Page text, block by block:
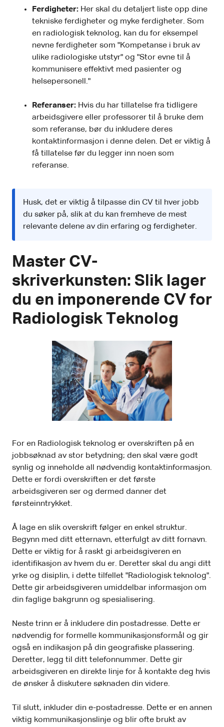
Ferdigheter: Her skal du detaljert liste opp dine
tekniske ferdigheter og myke ferdigheter. Som
en radiologisk teknolog, kan du for eksempel
nevne ferdigheter som "Kompetanse i bruk av
ulike radiologiske utstyr" og "Stor evne til å
kommunisere effektivt med pasienter og
helsepersonell."
Referanser: Hvis du har tillatelse fra tidligere
arbeidsgivere eller professorer til å bruke dem
som referanse, bør du inkludere deres
kontaktinformasjon i denne delen. Det er viktig å
få tillatelse før du legger inn noen som
referanse.
Husk, det er viktig å tilpasse din CV til hver jobb
du søker på, slik at du kan fremheve de mest
relevante delene av din erfaring og ferdigheter.
Master CV-
skriverkunsten: Slik lager
du en imponerende CV for
Radiologisk Teknolog
For en Radiologisk teknolog er overskriften på en
jobbsøknad av stor betydning; den skal være godt
synlig og inneholde all nødvendig kontaktinformasjon.
Dette er fordi overskriften er det første
arbeidsgiveren ser og dermed danner det
førsteinntrykket.
Å lage en slik overskrift følger en enkel struktur.
Begynn med ditt etternavn, etterfulgt av ditt fornavn.
Dette er viktig for å raskt gi arbeidsgiveren en
identifikasjon av hvem du er. Deretter skal du angi ditt
yrke og disiplin, i dette tilfellet "Radiologisk teknolog".
Dette gir arbeidsgiveren umiddelbar informasjon om
din faglige bakgrunn og spesialisering.
Neste trinn er å inkludere din postadresse. Dette er
nødvendig for formelle kommunikasjonsformål og gir
også en indikasjon på din geografiske plassering.
Deretter, legg til ditt telefonnummer. Dette gir
arbeidsgiveren en direkte linje for å kontakte deg hvis
de ønsker å diskutere søknaden din videre.
Til slutt, inkluder din e-postadresse. Dette er en annen
viktig kommunikasjonslinje og blir ofte brukt av